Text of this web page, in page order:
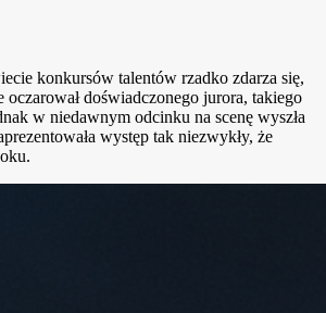
konkursów talentów rzadko zdarza się,
oczarował doświadczonego jurora, takiego
w niedawnym odcinku na scenę wyszła
występ tak niezwykły, że